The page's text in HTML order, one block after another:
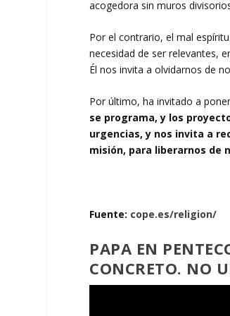
acogedora sin muros
Por el contrario, el mal
necesidad de ser relevantes,
Él nos invita a olvidarnos de
Por último, ha invitado a
se programa, y los
urgencias, y nos invita a
misión, para liberarnos de
Fuente: cope.es/religion/
PAPA EN
CONCRETO. NO